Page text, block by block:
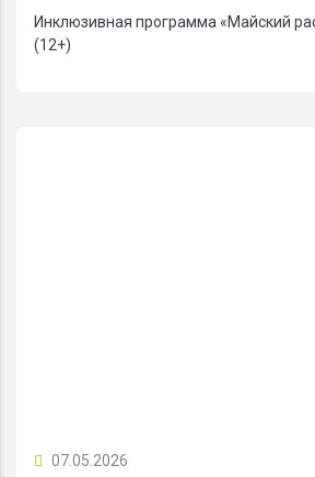
Инклюзивная программа «Майский
(12+)
07.05.2026